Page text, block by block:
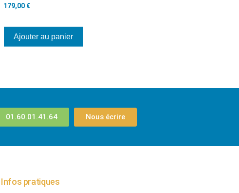
179,00 €
Ajouter au panier
01.60.01.41.64 Nous écrire
Infos pratiques